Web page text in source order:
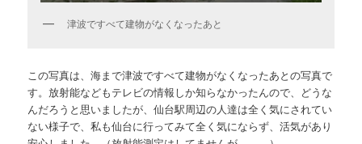
津波ですべて建物がなくなったあと
この写真は、海まで津波ですべて建物がなくなったあとの写真で
す。放射能などもテレビの情報しか知らなかったんので、どうな
んだろうと思いましたが、仙台駅周辺の人達は全く気にされてい
ない様子で、私も仙台に行ってみて全く気にならず、活気があり